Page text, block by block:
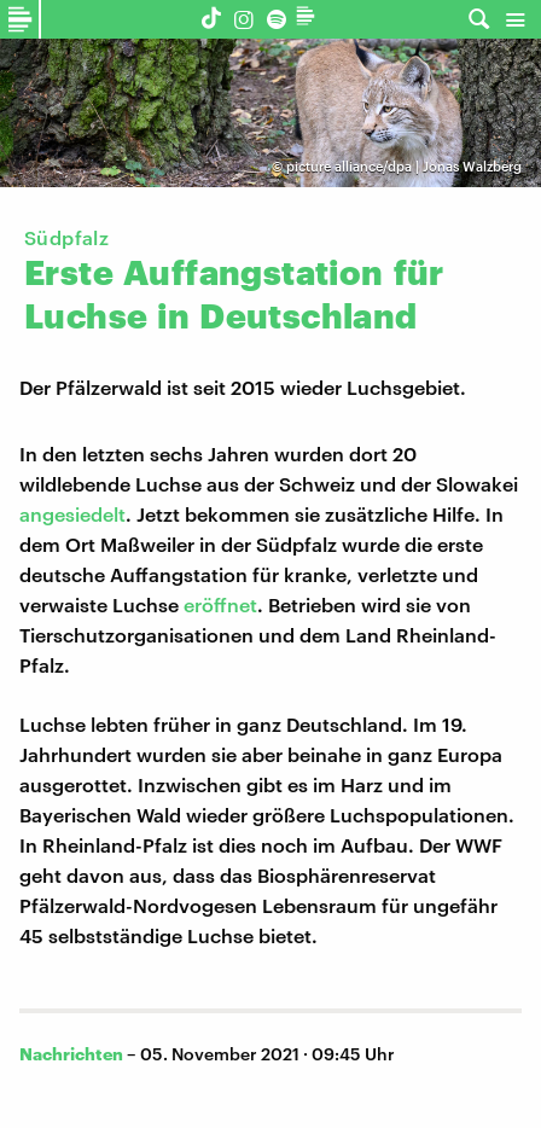
©picture alliance/dpa | Jonas Walzberg
Südpfalz
Erste Auffangstation für
Luchse in Deutschland
Der Pfälzerwald ist seit 2015 wieder Luchsgebiet.
In den letzten sechs Jahren wurden dort 20
wildlebende Luchse aus der Schweiz und der Slowakei
angesiedelt. Jetzt bekommen sie zusätzliche Hilfe. In
dem Ort Maßweiler in der Südpfalz wurde die erste
deutsche Auffangstation für kranke, verletzte und
verwaiste Luchse eröffnet. Betrieben wird sie von
Tierschutzorganisationen und dem Land Rheinland-
Pfalz.
Luchse lebten früher in ganz Deutschland. Im 19.
Jahrhundert wurden sie aber beinahe in ganz Europa
ausgerottet. Inzwischen gibt es im Harz und im
Bayerischen Wald wieder größere Luchspopulationen.
In Rheinland-Pfalz ist dies noch im Aufbau. Der WWF
geht davon aus, dass das Biosphärenreservat
Pfälzerwald-Nordvogesen Lebensraum für ungefähr
45 selbstständige Luchse bietet.
Nachrichten – 05. November 2021 · 09:45 Uhr